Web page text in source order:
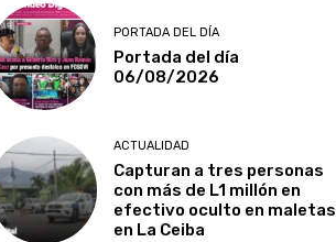
PORTADA DEL DÍA
Portada del día
06/08/2026
ACTUALIDAD
Capturan a tres personas
con más de L1 millón en
efectivo oculto en maletas
en La Ceiba